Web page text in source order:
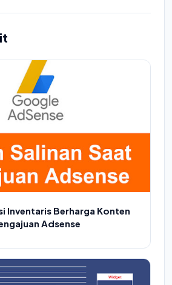
Inventaris Berharga Konten
Adsense